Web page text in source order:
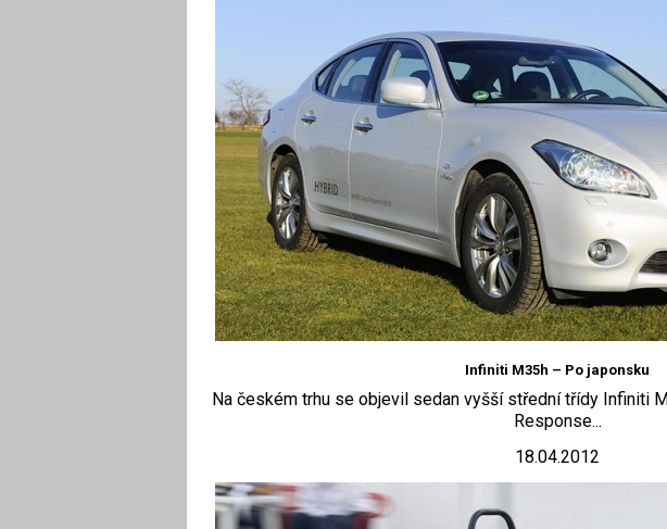
Infiniti M35h – Po japonsku
Na českém trhu se objevil sedan vyšší střední třídy Infiniti
Response...
18.04.2012